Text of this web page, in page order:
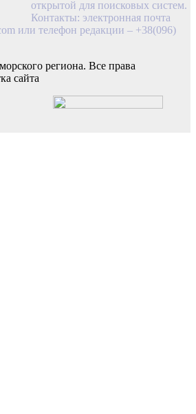
открытой для поисковых систем.
Контакты: электронная почта
или телефон редакции – +38(096)
региона. Все права
сайта